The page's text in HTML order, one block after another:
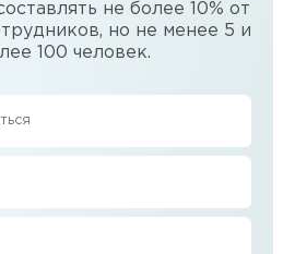
не более 10% от
но не менее 5 и
100 человек.